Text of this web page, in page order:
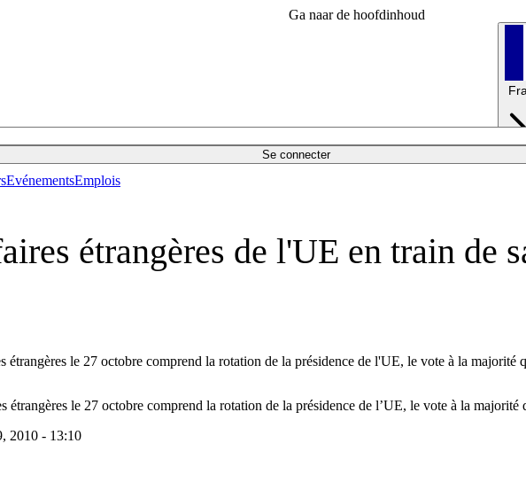
Ga naar de hoofdinhoud
Se connecter
EvénementsEmplois
étrangères de l'UE en train de
le 27 octobre comprend la rotation de la présidence de l'UE, le vote à la majorité
le 27 octobre comprend la rotation de la présidence de l’UE, le vote à la
2010 - 13:10